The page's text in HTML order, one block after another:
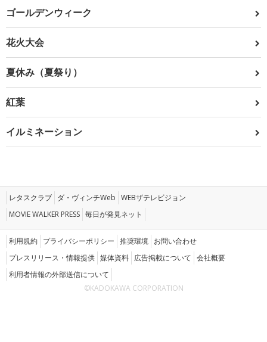
ゴールデンウィーク
花火大会
夏休み（夏祭り）
紅葉
イルミネーション
レタスクラブ ダ・ヴィンチWeb WEBザテレビジョン
MOVIE WALKER PRESS 毎日が発見ネット
利用規約 プライバシーポリシー 推奨環境 お問い合わせ
プレスリリース・情報提供 媒体資料 広告掲載について 会社概要
利用者情報の外部送信について
©KADOKAWA CORPORATION